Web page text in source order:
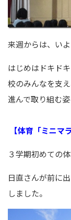
来週からは、い
はじめはドキド
校のみんなを支
進んで取り組む姿
【体育「ミニマ
３学期初めての体
日直さんが前に
しました。